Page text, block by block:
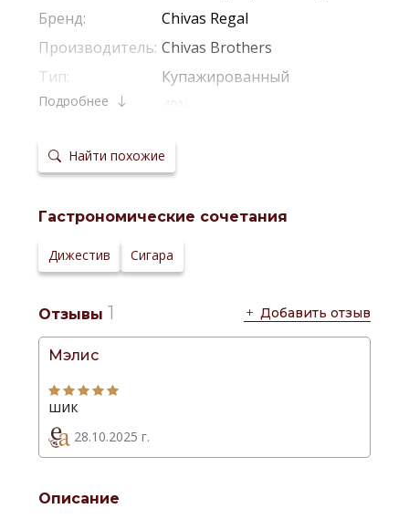
Бренд:
Chivas Regal
Производитель: Chivas Brothers
Тип:
Купажированный
Крепость:
Выдержка:
12 Лет
бочках:
Температура
20-22 °С
Сайт
производителя:
Подробнее
Найти похожие
Гастрономические сочетания
Дижестив Сигара
Отзывы 1 Добавить отзыв
Мэлис
шик
28.10.2025 г.
Описание